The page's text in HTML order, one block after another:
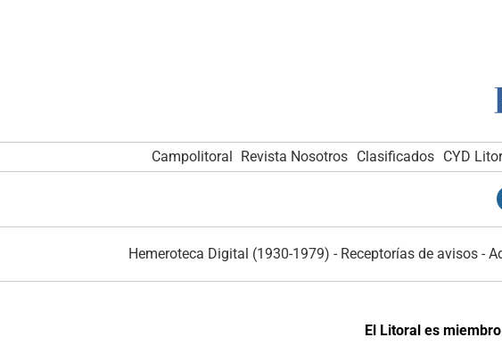
Campolitoral Revista Nosotros Clasificados CYD
Hemeroteca Digital (1930-1979) - Receptorías de avisos-
El Litoral es